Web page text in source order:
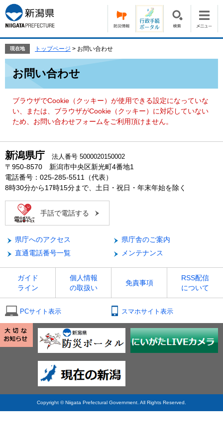
ー
ジ
の
頭
す。
ニ
ュ
ー
飛
て
現在地 トップページ > お問い合わせ
お問い合わせ
ブラウザでCookie（クッキー）が使用できる設定になっていな
い、または、ブラウザがCookie（クッキー）に対応していない
ため、お問い合わせフォームをご利用頂けません。
新潟県庁 法人番号 5000020150002
〒950-8570 新潟市中央区新光町4番地1
電話番号：025-285-5511（代表）
8時30分から17時15分まで、土日・祝日・年末年始を除く
手話で電話する
県庁へのアクセス
県庁舎のご案内
直通電話番号一覧
メンテナンス
ガイド
ライン
個人情報
の取扱い
免責事項
RSS配信
について
PCサイト表示 スマホサイト表示
Copyright © Niigata Prefectural Government. All Rights Reserved.